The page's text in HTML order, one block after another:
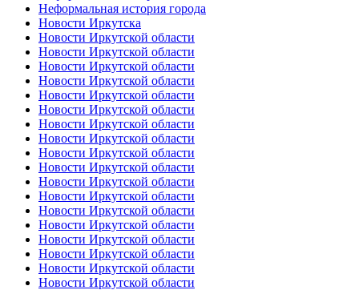
Неформальная история города
Новости Иркутска
Новости Иркутской области
Новости Иркутской области
Новости Иркутской области
Новости Иркутской области
Новости Иркутской области
Новости Иркутской области
Новости Иркутской области
Новости Иркутской области
Новости Иркутской области
Новости Иркутской области
Новости Иркутской области
Новости Иркутской области
Новости Иркутской области
Новости Иркутской области
Новости Иркутской области
Новости Иркутской области
Новости Иркутской области
Новости Иркутской области